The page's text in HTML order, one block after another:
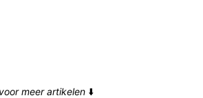
meer artikelen ⬇️